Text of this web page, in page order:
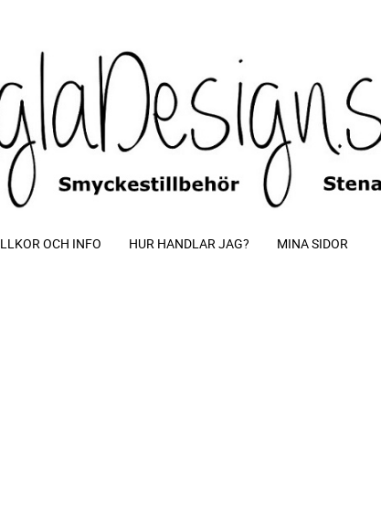
OCH INFO HUR HANDLAR JAG? MINA SIDOR